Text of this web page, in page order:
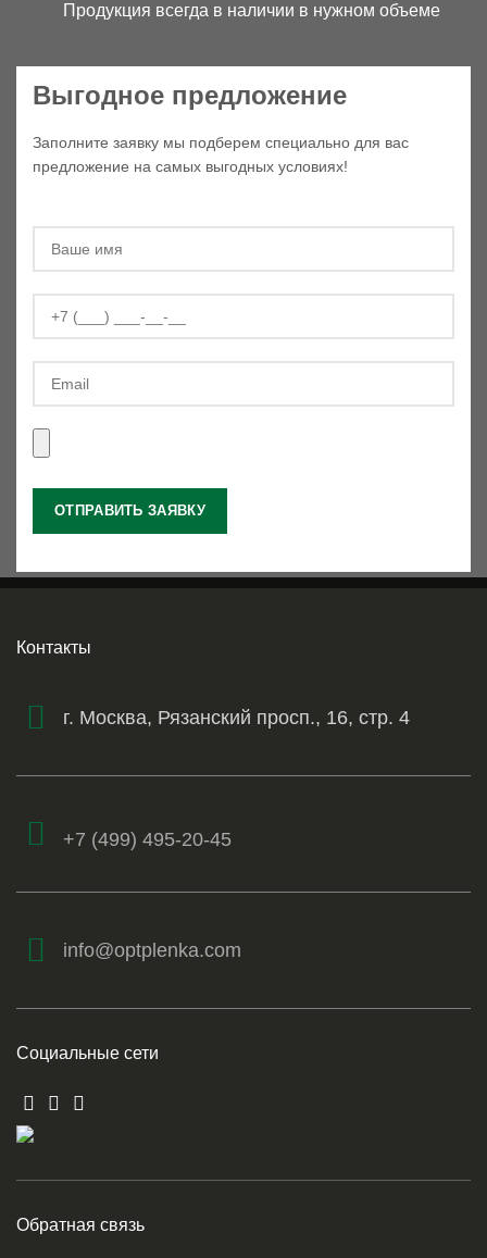
Продукция всегда в наличии в нужном объеме
Выгодное предложение
Заполните заявку мы подберем специально для вас
предложение на самых выгодных условиях!
Контакты
г. Москва, Рязанский просп., 16, стр. 4
+7 (499) 495-20-45
info@optplenka.com
Социальные сети
Обратная связь